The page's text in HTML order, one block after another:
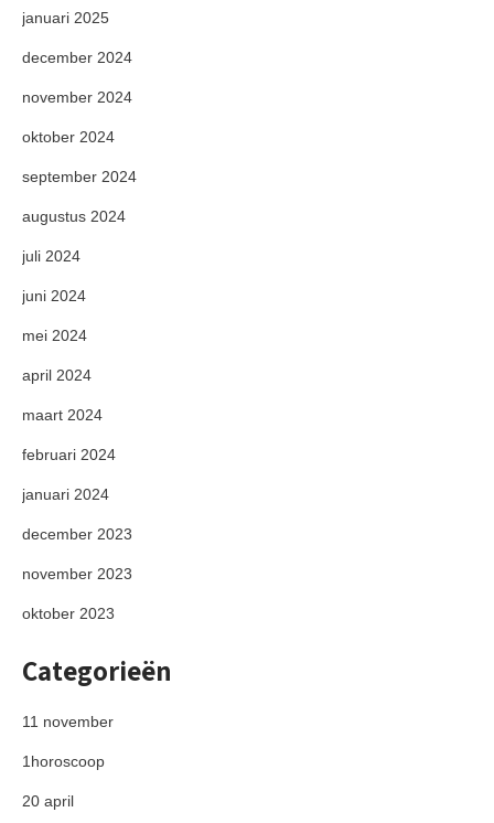
januari 2025
december 2024
november 2024
oktober 2024
september 2024
augustus 2024
juli 2024
juni 2024
mei 2024
april 2024
maart 2024
februari 2024
januari 2024
december 2023
november 2023
oktober 2023
Categorieën
11 november
1horoscoop
20 april